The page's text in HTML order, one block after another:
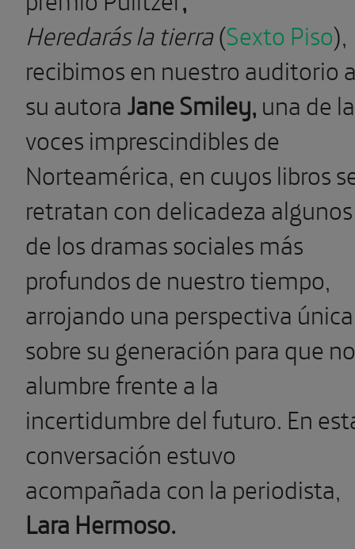
Heredarás la tierra(Sexto Piso),
recibimos en nuestro auditorio
su autoraJane Smiley,una de
voces imprescindibles de
Norteamérica, en cuyos libros
retratan con delicadeza algunos
de los dramas sociales más
profundos de nuestro tiempo,
arrojando una perspectiva única
sobre su generación para que
alumbre frente a la
incertidumbre del futuro. En
conversación estuvo
acompañada con la periodista,
Lara Hermoso.